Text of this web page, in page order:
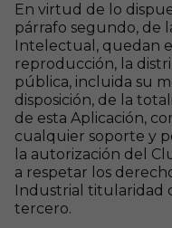
En virtud de lo
párrafo segundo, de
Intelectual, quedan
reproducción, la
pública, incluida su
disposición, de la
de esta Aplicación,
cualquier soporte y
la autorización del
a respetar los
Industrial titularidad
tercero.